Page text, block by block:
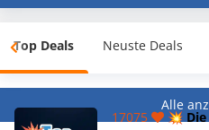
Top Deals Neuste Deals
Alle
17075
💥 Die